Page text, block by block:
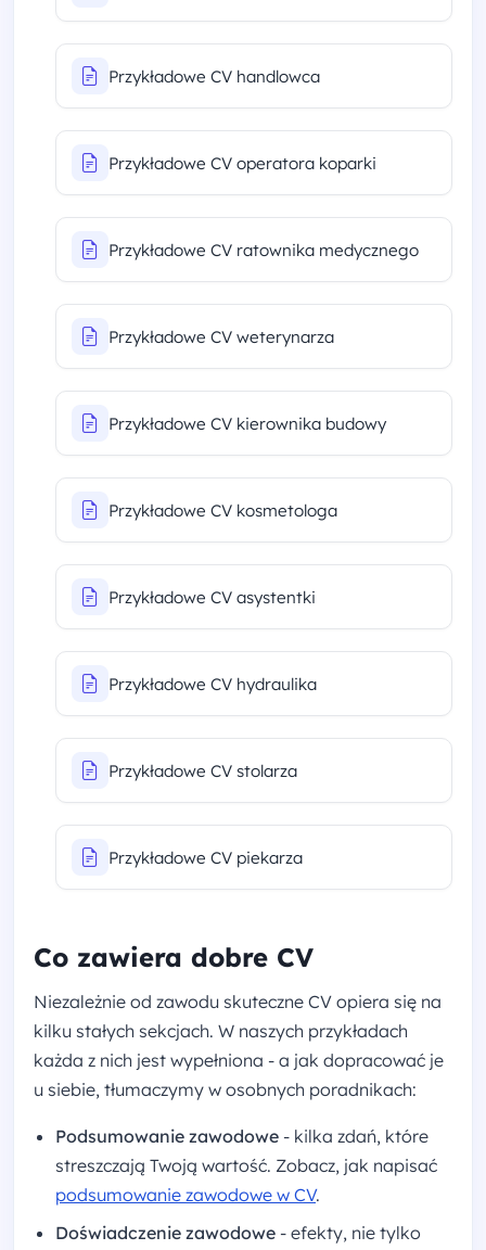
Przykładowe CV handlowca
Przykładowe CV operatora koparki
Przykładowe CV ratownika medycznego
Przykładowe CV weterynarza
Przykładowe CV kierownika budowy
Przykładowe CV kosmetologa
Przykładowe CV asystentki
Przykładowe CV hydraulika
Przykładowe CV stolarza
Przykładowe CV piekarza
Co zawiera dobre CV
Niezależnie od zawodu skuteczne CV opiera się na
kilku stałych sekcjach. W naszych przykładach
każda z nich jest wypełniona - a jak dopracować je
u siebie, tłumaczymy w osobnych poradnikach:
Podsumowanie zawodowe - kilka zdań, które
streszczają Twoją wartość. Zobacz, jak napisać
podsumowanie zawodowe w CV.
Doświadczenie zawodowe - efekty, nie tylko